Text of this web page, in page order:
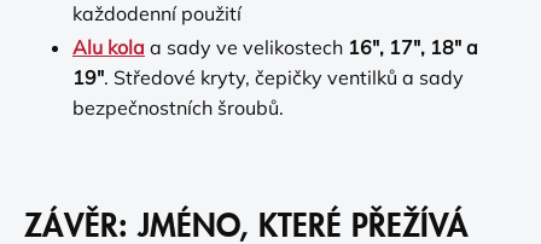
každodenní použití
Alu kola a sady ve velikostech 16", 17", 18" a
19". Středové kryty, čepičky ventilků a sady
bezpečnostních šroubů.
ZÁVĚR: JMÉNO, KTERÉ PŘEŽÍVÁ